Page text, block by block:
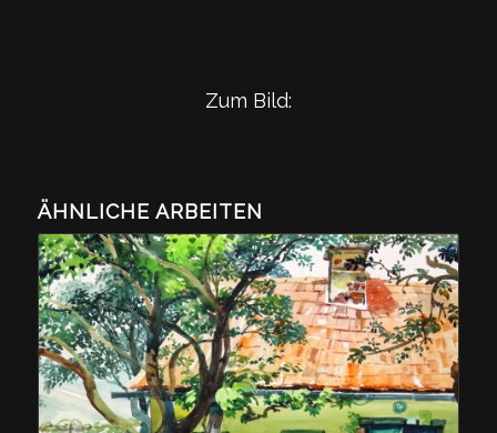
Zum Bild:
ÄHNLICHE ARBEITEN